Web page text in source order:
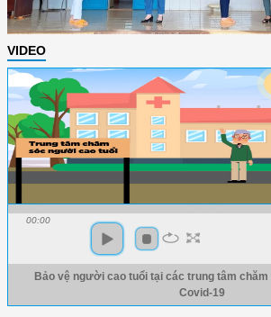
VIDEO
00:00
Bảo vệ người cao tuổi tại các trung tâm
Covid-19